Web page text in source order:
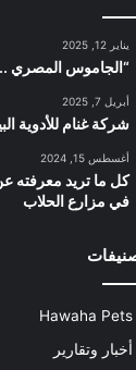
يناير 12, 2025
“الجاموس المصري
أبريل 7, 2025
شركة غنام للأدوية
أغسطس 15, 2024
كل ما تريد معرفته
في مزارع الحلاب
Hawaha Pets
أخبار وتقارير